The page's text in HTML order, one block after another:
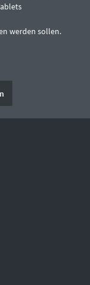
werden sollen.